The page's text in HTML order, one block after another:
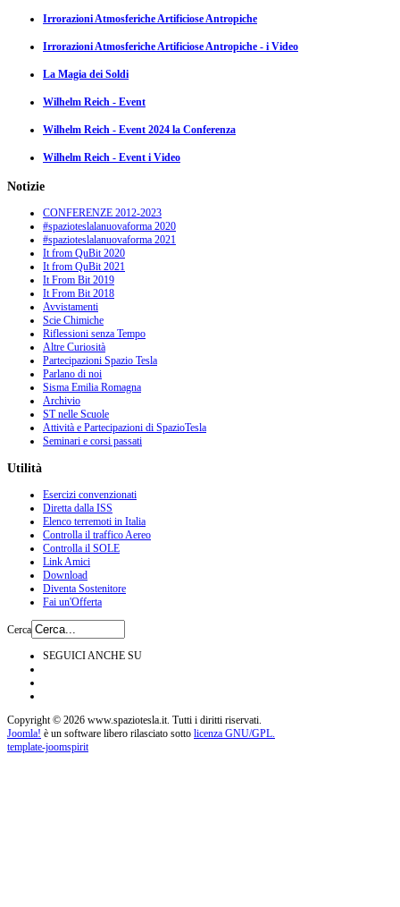
Irrorazioni Atmosferiche Artificiose Antropiche
Irrorazioni Atmosferiche Artificiose Antropiche - i Video
La Magia dei Soldi
Wilhelm Reich - Event
Wilhelm Reich - Event 2024 la Conferenza
Wilhelm Reich - Event i Video
Notizie
CONFERENZE 2012-2023
#spazioteslalanuovaforma 2020
#spazioteslalanuovaforma 2021
It from QuBit 2020
It from QuBit 2021
It From Bit 2019
It From Bit 2018
Avvistamenti
Scie Chimiche
Riflessioni senza Tempo
Altre Curiosità
Partecipazioni Spazio Tesla
Parlano di noi
Sisma Emilia Romagna
Archivio
ST nelle Scuole
Attività e Partecipazioni di SpazioTesla
Seminari e corsi passati
Utilità
Esercizi convenzionati
Diretta dalla ISS
Elenco terremoti in Italia
Controlla il traffico Aereo
Controlla il SOLE
Link Amici
Download
Diventa Sostenitore
Fai un'Offerta
Cerca
SEGUICI ANCHE SU
Copyright © 2026 www.spaziotesla.it. Tutti i diritti riservati.
Joomla! è un software libero rilasciato sotto licenza GNU/GPL.
template-joomspirit